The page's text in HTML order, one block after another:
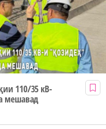
110/35 кВ-
мешавад